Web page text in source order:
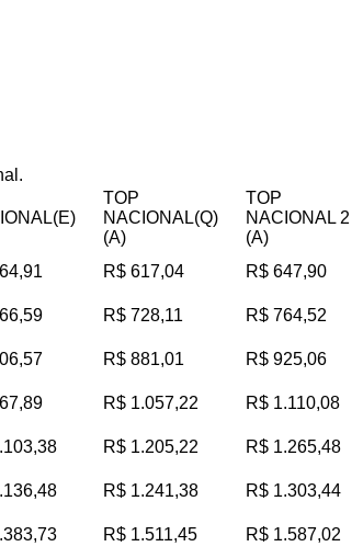
TOP
NACIONAL(Q)
(A)
TOP
NACIONAL 2
(A)
R$ 617,04 R$ 647,90
R$ 728,11 R$ 764,52
R$ 881,01 R$ 925,06
R$ 1.057,22 R$ 1.110,08
R$ 1.205,22 R$ 1.265,48
R$ 1.241,38 R$ 1.303,44
R$ 1.511,45 R$ 1.587,02